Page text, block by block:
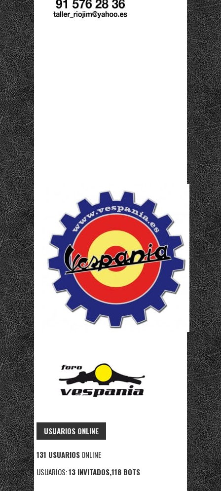
USUARIOS ONLINE
131 USUARIOSONLINE
USUARIOS:13 INVITADOS,118 BOTS